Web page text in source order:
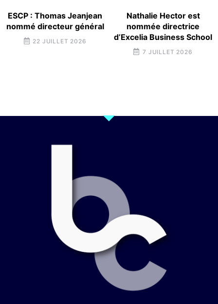
ESCP : Thomas Jeanjean
nommé directeur général
22 JUILLET 2026
Nathalie Hector est
nommée directrice
d’Excelia Business School
7 JUILLET 2026